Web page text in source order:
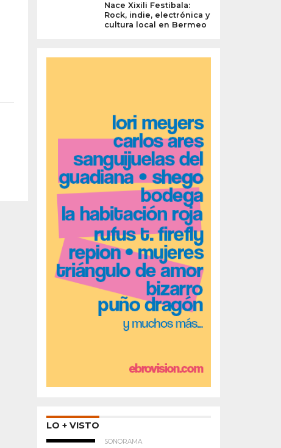
Nace Xixili Festibala:
Rock, indie, electrónica y
cultura local en Bermeo
LO + VISTO
SONORAMA